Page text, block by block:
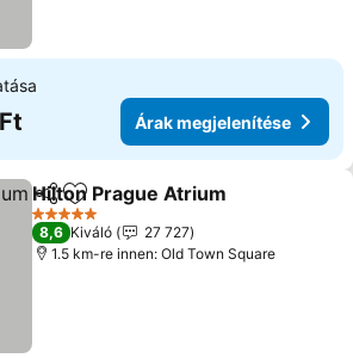
Árak megjelenítése
Megosztás
Hozzáadás a kedvencekhez
Hilton Prague Atrium
5 Kategória
8,6 Kiváló
27 727
1.5 km-re innen: Old Town Square